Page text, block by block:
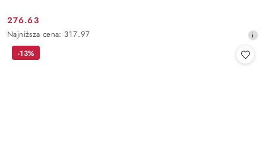
Cena
promocyjna:
276.63
Najniższa
cena
Najniższa cena: 317.97
-13%